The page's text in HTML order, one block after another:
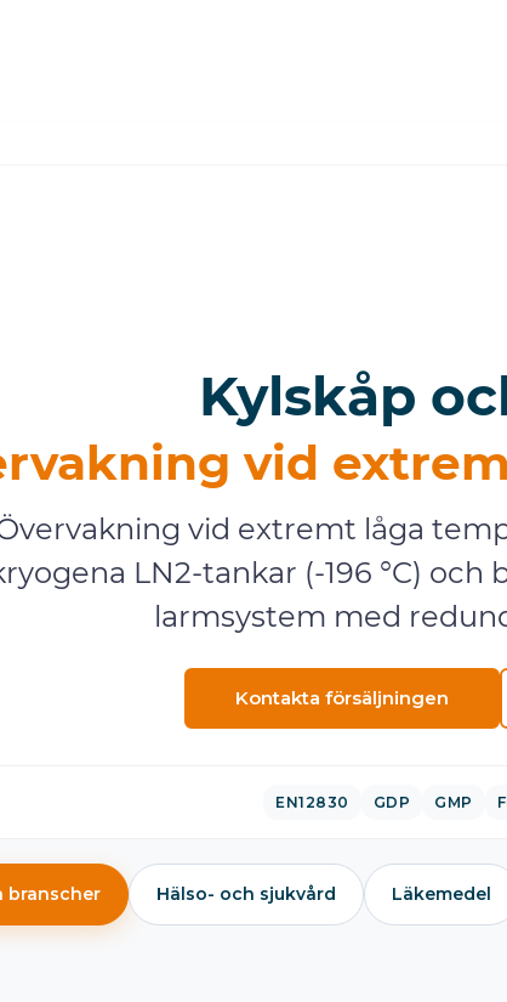
Kylskåp
vid
vid extremt låga
LN2-tankar (-196 °C)
larmsystem med
Kontakta försäljningen
EN12830 GDP GMP
branscher Hälso- och sjukvård Läkemedel